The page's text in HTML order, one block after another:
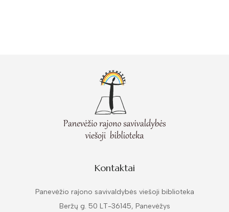
Kontaktai
Panevėžio rajono savivaldybės viešoji biblioteka
Beržų g. 50 LT-36145, Panevėžys